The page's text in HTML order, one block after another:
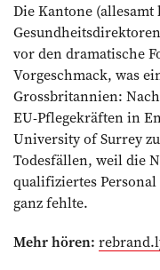
Die Kantone
vor den dramatische
Vorgeschmack, was
Grossbritannien:
EU-Pflegekräften in
University of Surrey
Todesfällen, weil die
qualifiziertes Personal
ganz fehlte.
Mehr hören: